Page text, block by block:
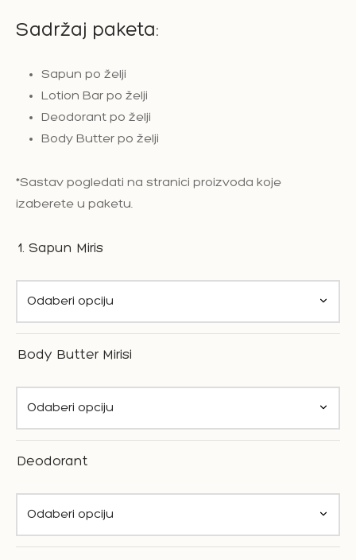
Sadržaj paketa:
Sapun po želji
Lotion Bar po želji
Deodorant po želji
Body Butter po želji
*Sastav pogledati na stranici proizvoda koje
izaberete u paketu.
1. Sapun Miris
Body Butter Mirisi
Deodorant